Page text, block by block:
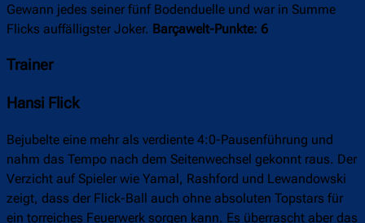
Gewann jedes seiner fünf Bodenduelle und war in Summe
Flicks auffälligster Joker. Barçawelt-Punkte: 6
Trainer
Hansi Flick
Bejubelte eine mehr als verdiente 4:0-Pausenführung und
nahm das Tempo nach dem Seitenwechsel gekonnt raus. Der
Verzicht auf Spieler wie Yamal, Rashford und Lewandowski
zeigt, dass der Flick-Ball auch ohne absoluten Topstars für
ein torreiches Feuerwerk sorgen kann. Es überrascht aber das